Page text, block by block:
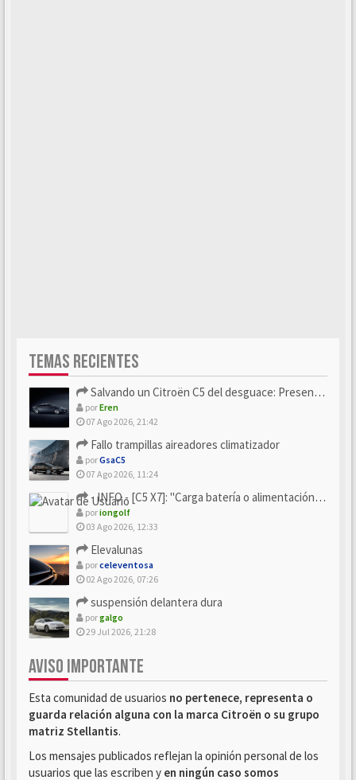
TEMAS RECIENTES
Salvando un Citroën C5 del desguace: Presentación y seguimiento
porEren
07 Ago 2026, 21:42
Fallo trampillas aireadores climatizador
porGsaC5
07 Ago 2026, 11:24
- INFO - [C5 X7]: "Carga batería o alimentación eléctri...
poriongolf
03 Ago 2026, 12:33
Elevalunas
porceleventosa
02 Ago 2026, 07:26
suspensión delantera dura
porgalgo
29 Jul 2026, 21:28
AVISO IMPORTANTE
Esta comunidad de usuarios no pertenece, representa o
guarda relación alguna con la marca Citroën o su grupo
matriz Stellantis.
Los mensajes publicados reflejan la opinión personal de los
usuarios que las escriben y en ningún caso somos